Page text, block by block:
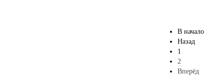
В начало
Назад
1
2
Вперёд